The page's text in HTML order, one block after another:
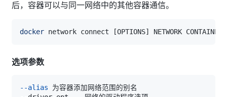
后，容器可以与同一网络中的其他容器通信。
docker network connect [OPTIONS]
选项参数
--alias